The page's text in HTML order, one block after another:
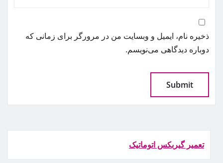
ذخیره نام، ایمیل و وبسایت من در مرورگر برای زمانی که
دوباره دیدگاهی می‌نویسم.
تعمیر گیربکس اتوماتیک